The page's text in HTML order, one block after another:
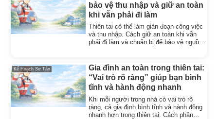
bảo vệ thu nhập và giữ an toàn
khi vẫn phải đi làm
Thiên tai có thể làm gián đoạn công việc
và thu nhập. Cách giữ an toàn khi vẫn
phải đi làm và chuẩn bị để bảo vệ nguồn
Kế Hoạch Sơ Tán
Gia đình an toàn trong thiên tai:
“Vai trò rõ ràng” giúp bạn bình
tĩnh và hành động nhanh
Khi mỗi người trong nhà có vai trò rõ
ràng, cả gia đình bình tĩnh và hành động
nhanh hơn trong thiên tai. Cách phân